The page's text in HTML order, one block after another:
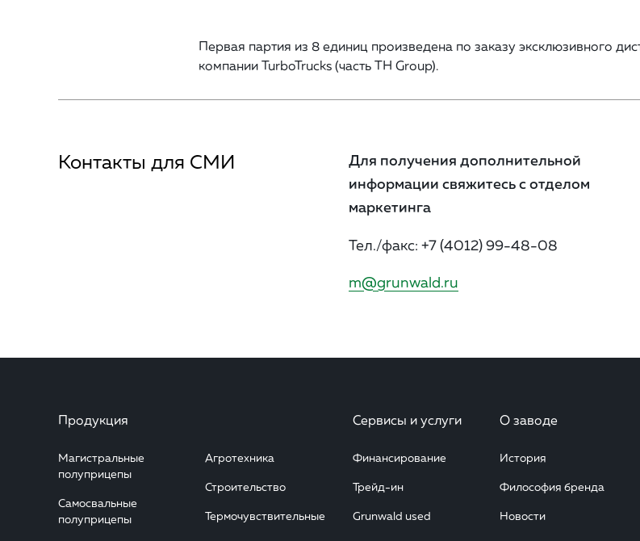
Первая партия из 8 единиц произведена по заказу эксклюзивного
компании TurboTrucks (часть TH Group).
Контакты для СМИ
Для получения дополнительной
информации свяжитесь с отделом
маркетинга
Тел./факс: +7 (4012) 99-48-08
m@grunwald.ru
Продукция
Магистральные
полуприцепы
Самосвальные
полуприцепы
Агротехника
Строительство
Термочувствительные
Сервисы и услуги
Финансирование
Трейд-ин
Grunwald used
О заводе
История
Философия бренда
Новости